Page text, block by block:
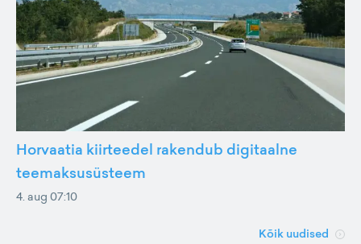
Horvaatia kiirteedel rakendub digitaalne
teemaksusüsteem
4. aug 07:10
Kõik uudised